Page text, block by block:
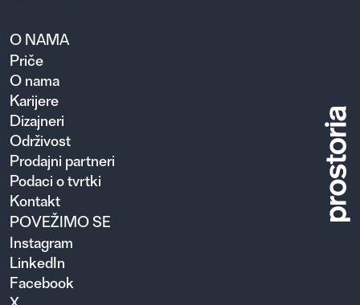
O NAMA
Priče
O nama
Karijere
Dizajneri
Održivost
Prodajni partneri
Podaci o tvrtki
Kontakt
POVEŽIMO SE
Instagram
LinkedIn
Facebook